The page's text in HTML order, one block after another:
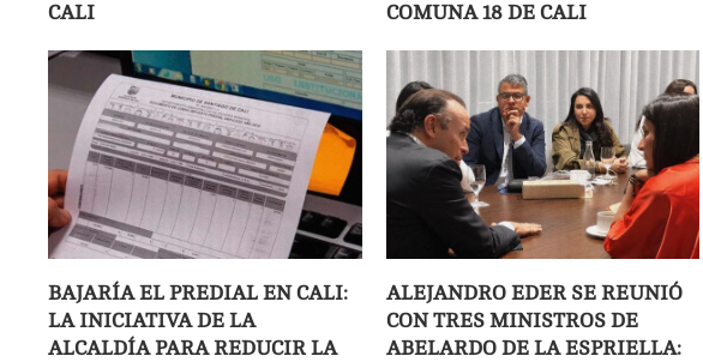
CALI
COMUNA 18 DE CALI
BAJARÍA EL PREDIAL EN CALI:
LA INICIATIVA DE LA
ALCALDÍA PARA REDUCIR LA
ALEJANDRO EDER SE REUNIÓ
CON TRES MINISTROS DE
ABELARDO DE LA ESPRIELLA: